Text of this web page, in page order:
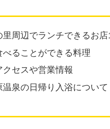
里周辺でランチできるお
べることができる料理
クセスや営業情報
温泉の日帰り入浴について